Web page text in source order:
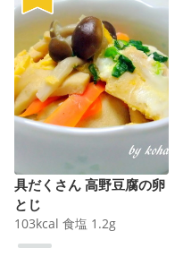
具だくさん 高野豆腐の卵
とじ
103kcal 食塩 1.2g